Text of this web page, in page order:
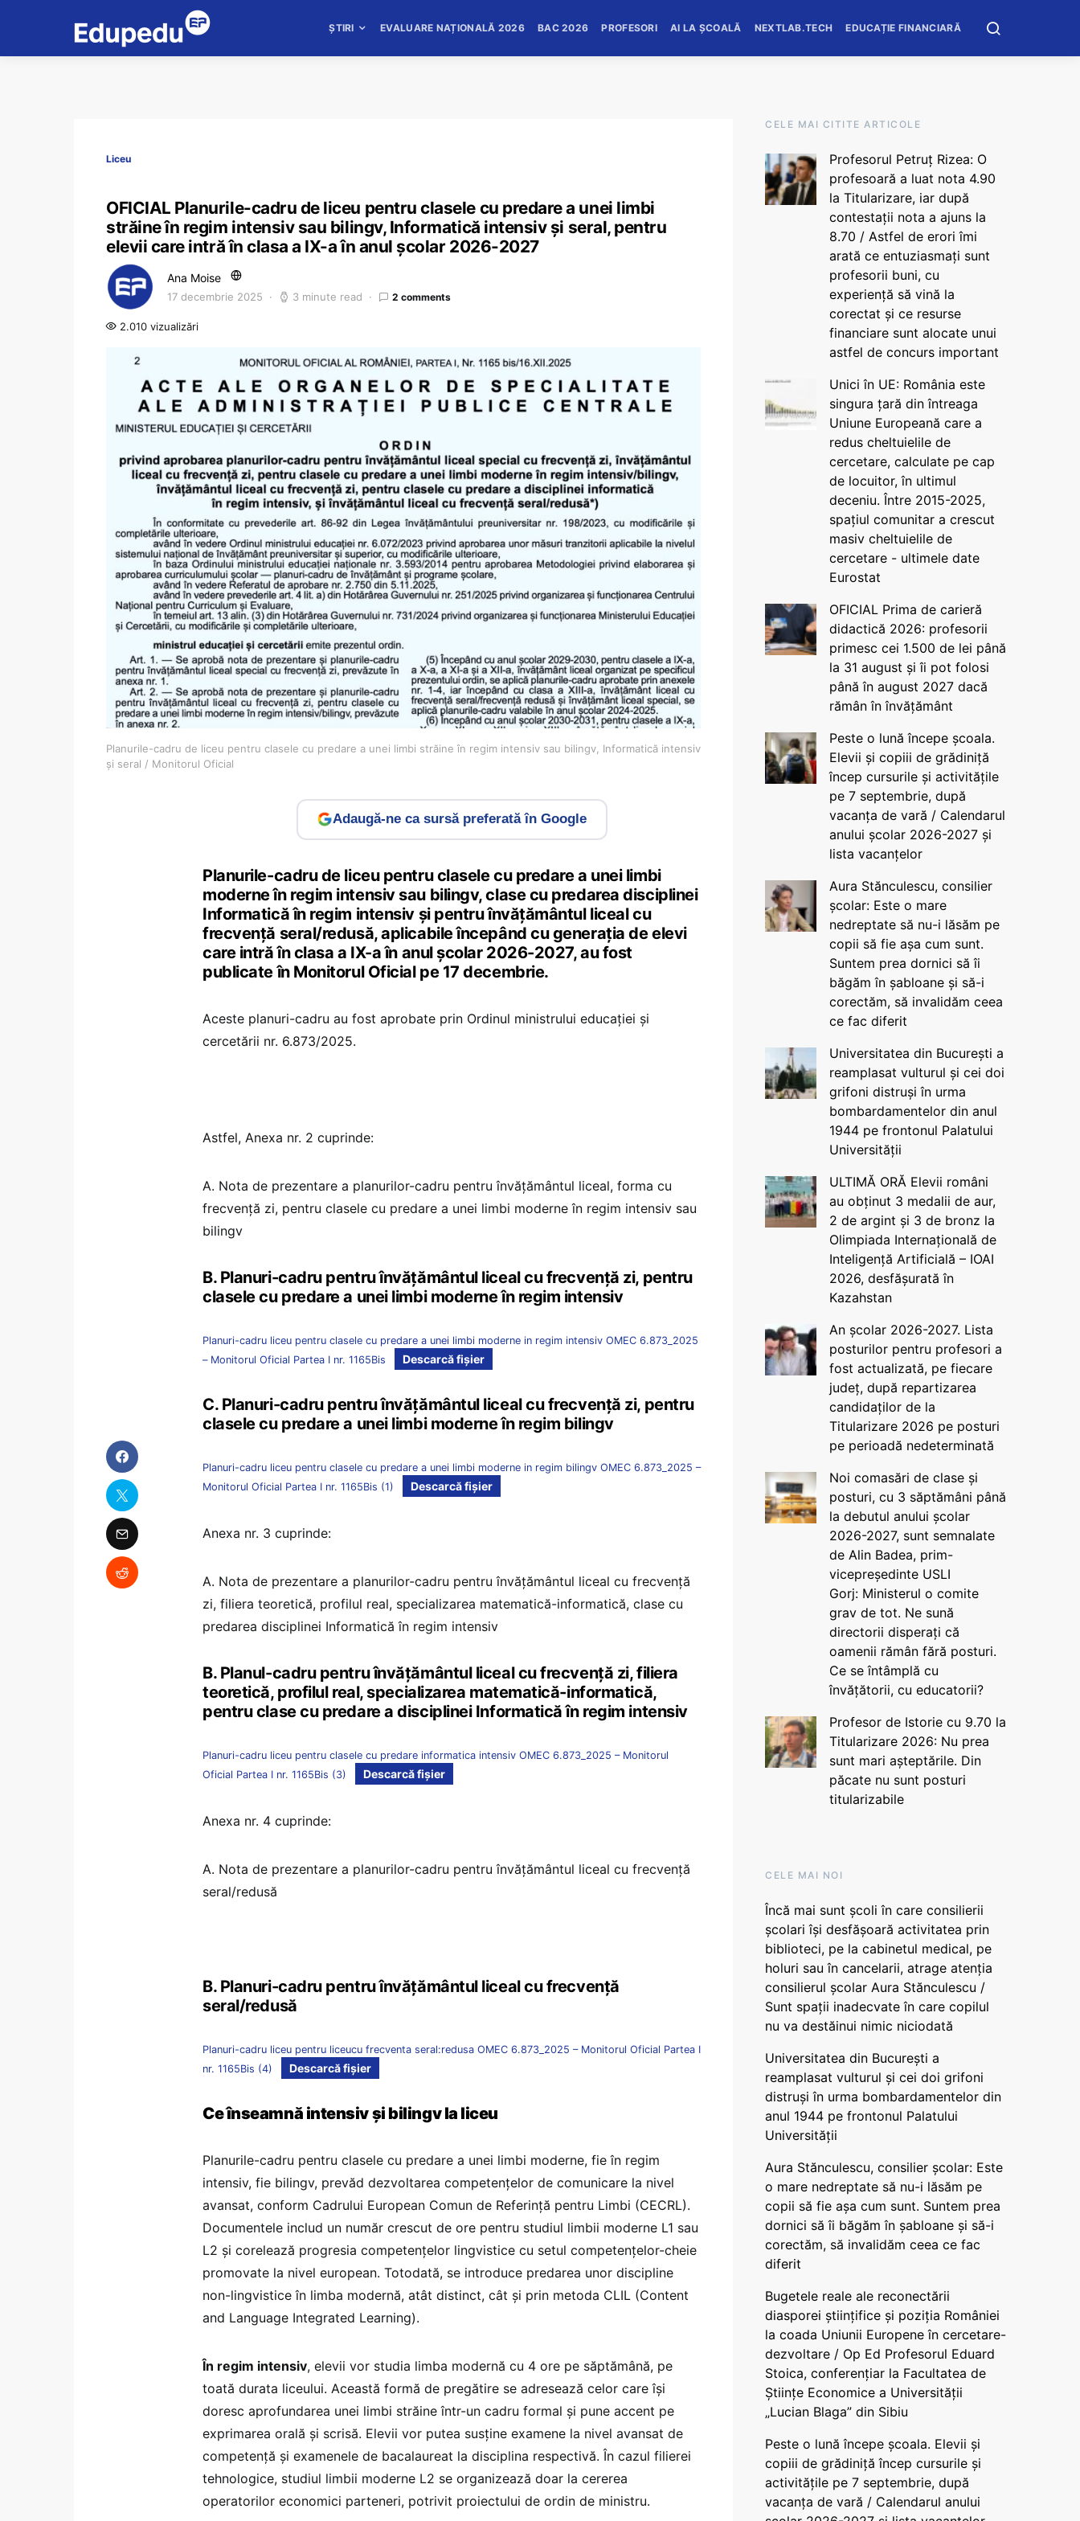
ȘTIRI EVALUARE NAȚIONALĂ 2026 BAC 2026 PROFESORI AI LA ȘCOALĂ NEXTLAB.TECH EDUCAȚIE FINANCIARĂ
Liceu
OFICIAL Planurile-cadru de liceu pentru clasele cu predare a unei limbi
străine în regim intensiv sau bilingv, Informatică intensiv și seral, pentru
elevii care intră în clasa a IX-a în anul școlar 2026-2027
Ana Moise
17 decembrie 2025 3 minute read 2 comments
2.010 vizualizări
Planurile-cadru de liceu pentru clasele cu predare a unei limbi străine în regim intensiv sau bilingv, Informatică intensiv
și seral / Monitorul Oficial
Adaugă-ne ca sursă preferată în Google
Planurile-cadru de liceu pentru clasele cu predare a unei limbi
moderne în regim intensiv sau bilingv, clase cu predarea disciplinei
Informatică în regim intensiv și pentru învățământul liceal cu
frecvență seral/redusă, aplicabile începând cu generația de elevi
care intră în clasa a IX-a în anul școlar 2026-2027, au fost
publicate în Monitorul Oficial pe 17 decembrie.
Aceste planuri-cadru au fost aprobate prin Ordinul ministrului educației și
cercetării nr. 6.873/2025.
Astfel, Anexa nr. 2 cuprinde:
A. Nota de prezentare a planurilor-cadru pentru învățământul liceal, forma cu
frecvență zi, pentru clasele cu predare a unei limbi moderne în regim intensiv sau
bilingv
B. Planuri-cadru pentru învățământul liceal cu frecvență zi, pentru
clasele cu predare a unei limbi moderne în regim intensiv
Planuri-cadru liceu pentru clasele cu predare a unei limbi moderne in regim intensiv OMEC 6.873_2025
– Monitorul Oficial Partea I nr. 1165Bis
Descarcă fișier
C. Planuri-cadru pentru învățământul liceal cu frecvență zi, pentru
clasele cu predare a unei limbi moderne în regim bilingv
Planuri-cadru liceu pentru clasele cu predare a unei limbi moderne in regim bilingv OMEC 6.873_2025 –
Monitorul Oficial Partea I nr. 1165Bis (1)
Descarcă fișier
Anexa nr. 3 cuprinde:
A. Nota de prezentare a planurilor-cadru pentru învățământul liceal cu frecvență
zi, filiera teoretică, profilul real, specializarea matematică-informatică, clase cu
predarea disciplinei Informatică în regim intensiv
B. Planul-cadru pentru învățământul liceal cu frecvență zi, filiera
teoretică, profilul real, specializarea matematică-informatică,
pentru clase cu predare a disciplinei Informatică în regim intensiv
Planuri-cadru liceu pentru clasele cu predare informatica intensiv OMEC 6.873_2025 – Monitorul
Oficial Partea I nr. 1165Bis (3)
Descarcă fișier
Anexa nr. 4 cuprinde:
A. Nota de prezentare a planurilor-cadru pentru învățământul liceal cu frecvență
seral/redusă
B. Planuri-cadru pentru învățământul liceal cu frecvență
seral/redusă
Planuri-cadru liceu pentru liceucu frecventa seral:redusa OMEC 6.873_2025 – Monitorul Oficial Partea I
nr. 1165Bis (4)
Descarcă fișier
Ce înseamnă intensiv și bilingv la liceu
Planurile-cadru pentru clasele cu predare a unei limbi moderne, fie în regim
intensiv, fie bilingv, prevăd dezvoltarea competențelor de comunicare la nivel
avansat, conform Cadrului European Comun de Referință pentru Limbi (CECRL).
Documentele includ un număr crescut de ore pentru studiul limbii moderne L1 sau
L2 și corelează progresia competențelor lingvistice cu setul competențelor-cheie
promovate la nivel european. Totodată, se introduce predarea unor discipline
non-lingvistice în limba modernă, atât distinct, cât și prin metoda CLIL (Content
and Language Integrated Learning).
În regim intensiv, elevii vor studia limba modernă cu 4 ore pe săptămână, pe
toată durata liceului. Această formă de pregătire se adresează celor care își
doresc aprofundarea unei limbi străine într-un cadru formal și pune accent pe
exprimarea orală și scrisă. Elevii vor putea susține examene la nivel avansat de
competență și examenele de bacalaureat la disciplina respectivă. În cazul filierei
tehnologice, studiul limbii moderne L2 se organizează doar la cererea
operatorilor economici parteneri, potrivit proiectului de ordin de ministru.
CELE MAI CITITE ARTICOLE
Profesorul Petruț Rizea: O
profesoară a luat nota 4.90
la Titularizare, iar după
contestații nota a ajuns la
8.70 / Astfel de erori îmi
arată ce entuziasmați sunt
profesorii buni, cu
experiență să vină la
corectat și ce resurse
financiare sunt alocate unui
astfel de concurs important
Unici în UE: România este
singura țară din întreaga
Uniune Europeană care a
redus cheltuielile de
cercetare, calculate pe cap
de locuitor, în ultimul
deceniu. Între 2015-2025,
spațiul comunitar a crescut
masiv cheltuielile de
cercetare - ultimele date
Eurostat
OFICIAL Prima de carieră
didactică 2026: profesorii
primesc cei 1.500 de lei până
la 31 august și îi pot folosi
până în august 2027 dacă
rămân în învățământ
Peste o lună începe școala.
Elevii și copiii de grădiniță
încep cursurile și activitățile
pe 7 septembrie, după
vacanța de vară / Calendarul
anului școlar 2026-2027 și
lista vacanțelor
Aura Stănculescu, consilier
școlar: Este o mare
nedreptate să nu-i lăsăm pe
copii să fie așa cum sunt.
Suntem prea dornici să îi
băgăm în șabloane și să-i
corectăm, să invalidăm ceea
ce fac diferit
Universitatea din București a
reamplasat vulturul și cei doi
grifoni distruși în urma
bombardamentelor din anul
1944 pe frontonul Palatului
Universității
ULTIMĂ ORĂ Elevii români
au obținut 3 medalii de aur,
2 de argint și 3 de bronz la
Olimpiada Internațională de
Inteligență Artificială – IOAI
2026, desfășurată în
Kazahstan
An școlar 2026-2027. Lista
posturilor pentru profesori a
fost actualizată, pe fiecare
județ, după repartizarea
candidaților de la
Titularizare 2026 pe posturi
pe perioadă nedeterminată
Noi comasări de clase și
posturi, cu 3 săptămâni până
la debutul anului școlar
2026-2027, sunt semnalate
de Alin Badea, prim-
vicepreședinte USLI
Gorj: Ministerul o comite
grav de tot. Ne sună
directorii disperați că
oamenii rămân fără posturi.
Ce se întâmplă cu
învățătorii, cu educatorii?
Profesor de Istorie cu 9.70 la
Titularizare 2026: Nu prea
sunt mari așteptările. Din
păcate nu sunt posturi
titularizabile
CELE MAI NOI
Încă mai sunt școli în care consilierii
școlari își desfășoară activitatea prin
biblioteci, pe la cabinetul medical, pe
holuri sau în cancelarii, atrage atenția
consilierul școlar Aura Stănculescu /
Sunt spații inadecvate în care copilul
nu va destăinui nimic niciodată
Universitatea din București a
reamplasat vulturul și cei doi grifoni
distruși în urma bombardamentelor din
anul 1944 pe frontonul Palatului
Universității
Aura Stănculescu, consilier școlar: Este
o mare nedreptate să nu-i lăsăm pe
copii să fie așa cum sunt. Suntem prea
dornici să îi băgăm în șabloane și să-i
corectăm, să invalidăm ceea ce fac
diferit
Bugetele reale ale reconectării
diasporei științifice și poziția României
la coada Uniunii Europene în cercetare-
dezvoltare / Op Ed Profesorul Eduard
Stoica, conferențiar la Facultatea de
Științe Economice a Universității
„Lucian Blaga” din Sibiu
Peste o lună începe școala. Elevii și
copiii de grădiniță încep cursurile și
activitățile pe 7 septembrie, după
vacanța de vară / Calendarul anului